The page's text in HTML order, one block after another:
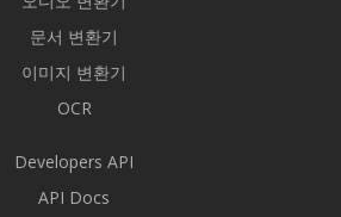
문서 변환기
이미지 변환기
OCR
Developers API
API Docs